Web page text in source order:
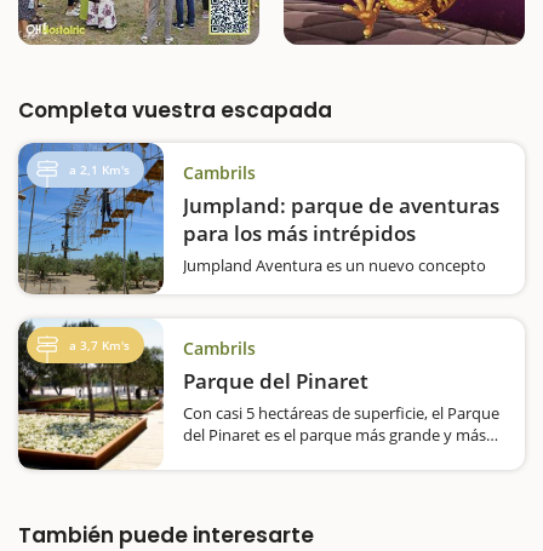
Completa vuestra escapada
a 2,1 Km's Cambrils
Jumpland: parque de aventuras
para los más intrépidos
Jumpland Aventura es un nuevo concepto
una oferta de actividades de aventura
divertidas y emocionantes para los…
a 3,7 Km's Cambrils
Parque del Pinaret
Con casi 5 hectáreas de superficie, el Parque
del Pinaret es el parque más grande y más
También puede interesarte